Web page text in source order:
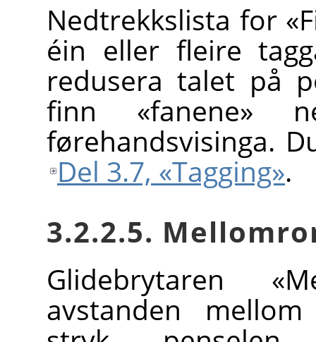
Nedtrekkslista for
éin eller fleire
redusera talet på
finn «fanene»
førehandsvisinga.
Del 3.7, «Tagging».
3.2.2.5.
Glidebrytaren
avstanden